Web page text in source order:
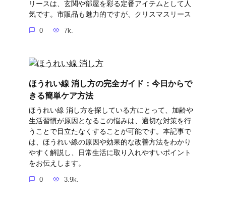
リースは、玄関や部屋を彩る定番アイテムとして人
気です。市販品も魅力的ですが、クリスマスリース
0 7k.
ほうれい線 消し方の完全ガイド：今日からで
きる簡単ケア方法
ほうれい線 消し方を探している方にとって、加齢や
生活習慣が原因となるこの悩みは、適切な対策を行
うことで目立たなくすることが可能です。本記事で
は、ほうれい線の原因や効果的な改善方法をわかり
やすく解説し、日常生活に取り入れやすいポイント
をお伝えします。
0 3.9k.